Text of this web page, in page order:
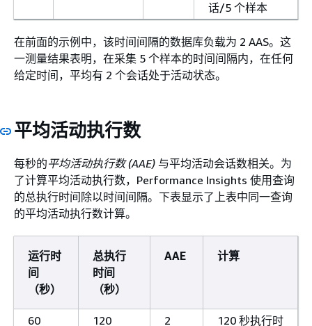
话/5 个样本
在前面的示例中，该时间间隔的数据库负载为 2 AAS。这
一测量结果表明，在采集 5 个样本的时间间隔内，在任何
给定时间，平均有 2 个会话处于活动状态。
平均活动执行数
每秒的平均活动执行数 (AAE) 与平均活动会话数相关。为
了计算平均活动执行数，Performance Insights 使用查询
的总执行时间除以时间间隔。下表显示了上表中同一查询
的平均活动执行数计算。
运行时
间
（秒）
总执行
时间
（秒）
AAE 计算
60 120 2 120 秒执行时